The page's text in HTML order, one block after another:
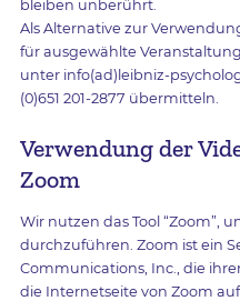
bleiben unberührt.
Als Alternative zur
für ausgewählte
unter info(ad)leibniz-
(0)651 201-2877 übermitteln.
Verwendung der
Zoom
Wir nutzen das Tool “Zoom”,
durchzuführen. Zoom ist ein
Communications, Inc., die
die Internetseite von Zoom